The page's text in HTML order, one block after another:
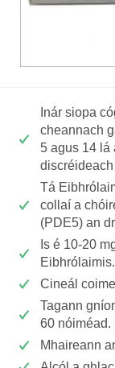
Inár siopa
cheannach
5 agus 14 lá
Tá
collaí a
(PDE5) an
Is é 10-20
Eibhrólaimis.
Cineál
Tagann
60 nóiméad.
Mhaireann